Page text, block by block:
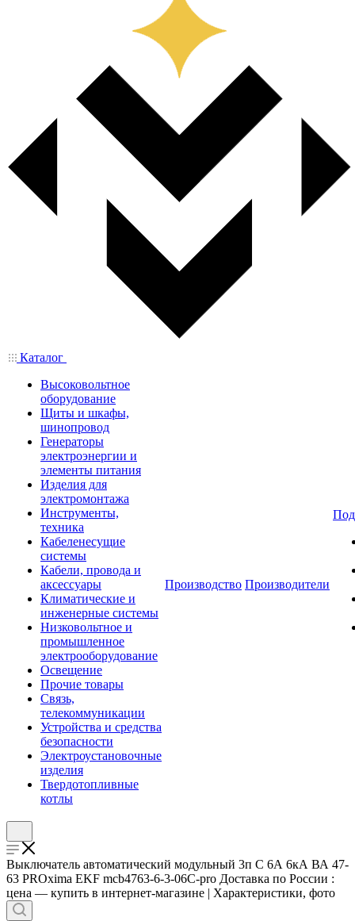
Каталог
Высоковольтное
оборудование
Щиты и шкафы,
шинопровод
Генераторы
электроэнергии и
элементы питания
Изделия для
электромонтажа
Инструменты,
техника
Кабеленесущие
системы
Кабели, провода и
аксессуары
Климатические и
инженерные системы
Низковольтное и
промышленное
электрооборудование
Освещение
Прочие товары
Связь,
телекоммуникации
Устройства и средства
безопасности
Электроустановочные
изделия
Твердотопливные
котлы
Производство Производители
Выключатель автоматический модульный 3п C 6А 6кА ВА 47-
63 PROxima EKF mcb4763-6-3-06C-pro Доставка по России :
цена — купить в интернет-магазине | Характеристики, фото